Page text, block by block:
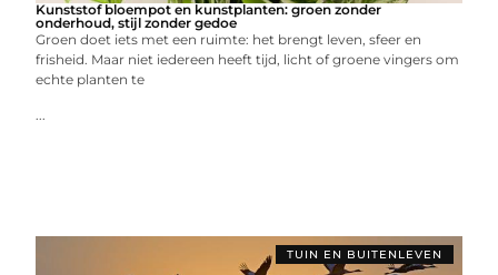
Kunststof bloempot en kunstplanten: groen zonder
onderhoud, stijl zonder gedoe
Groen doet iets met een ruimte: het brengt leven, sfeer en
frisheid. Maar niet iedereen heeft tijd, licht of groene vingers om
echte planten te
...
TUIN EN BUITENLEVEN